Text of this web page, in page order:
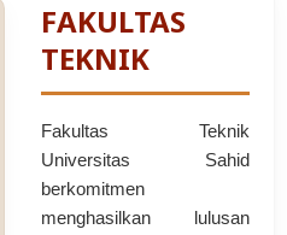
FAKULTAS
TEKNIK
Fakultas Teknik
Universitas Sahid
berkomitmen
menghasilkan lulusan